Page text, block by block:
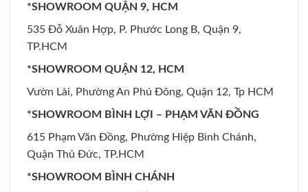
*SHOWROOM QUẬN 9, HCM
535 Đỗ Xuân Hợp, P. Phước Long B, Quận 9,
TP.HCM
*SHOWROOM QUẬN 12, HCM
Vườn Lài, Phường An Phú Đông, Quận 12, Tp HCM
*SHOWROOM BÌNH LỢI – PHẠM VĂN ĐỒNG
615 Phạm Văn Đồng, Phường Hiệp Bình Chánh,
Quận Thủ Đức, TP.HCM
*SHOWROOM BÌNH CHÁNH